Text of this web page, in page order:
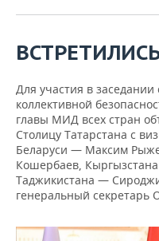
Для участия в
коллективной
главы МИД всех стран
Столицу Татарстана с
Беларуси — Максим
Кошербаев,
Таджикистана —
генеральный секретарь